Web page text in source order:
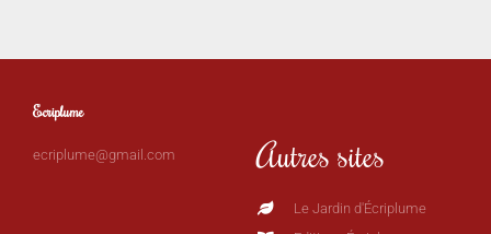
Ecriplume
ecriplume@gmail.com Autres sites
Le Jardin d'Écriplume